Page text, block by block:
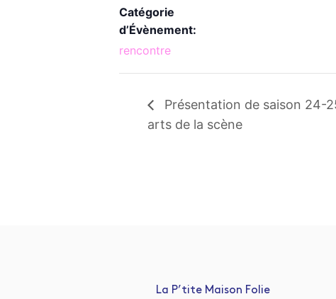
Catégorie
d’Évènement:
rencontre
Présentation de saison 24-
arts de la scène
La P’tite Maison Folie